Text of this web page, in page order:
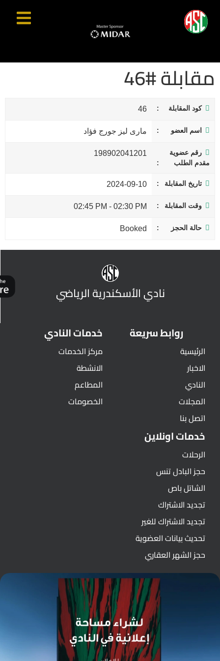
مقابلة #46
كود المقابلة 46
اسم العضو مارى ليز جورج فؤاد
رقم عضوية
مقدم الطلب
198902041201
تاريخ المقابلة 2024-09-10
وقت المقابلة 02:30 PM
-
02:45 PM
حالة الحجز Booked
نادي الأسكندرية الرياضي
روابط سريعة
الرئيسية
الاخبار
النادي
المجلات
اتصل بنا
خدمات النادي
مركز الخدمات
الانشطة
المطاعم
الخصومات
خدمات اونلاين
الرحلات
حجز البادل تنس
الشاتل باص
تجديد الاشتراك
تجديد الاشتراك للغير
تحديث بيانات العضوية
حجز الشهر العقاري